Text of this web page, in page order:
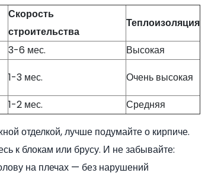
Скорость
строительства
Теплоизоляция
3-6 мес.
Высокая
1-3 мес.
Очень высокая
1-2 мес.
Средняя
отделкой, лучше подумайте о кирпиче.
к блокам или брусу. И не забывайте:
на плечах — без нарушений